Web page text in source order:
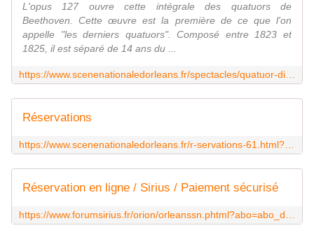
L'opus 127 ouvre cette intégrale des quatuors de
Beethoven. Cette œuvre est la première de ce que l'on
appelle "les derniers quatuors". Composé entre 1823 et
1825, il est séparé de 14 ans du ...
Réservations
Réservation en ligne / Sirius / Paiement sécurisé